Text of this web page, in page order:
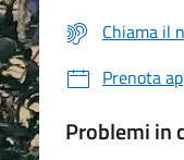
Chiama il
Prenota
Problemi in